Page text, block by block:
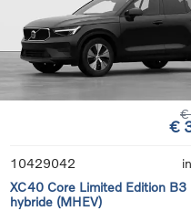
€
€
10429042
XC40 Core Limited Edition B3
hybride (MHEV)